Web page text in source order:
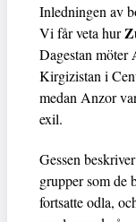
Inledningen av
Vi får veta hur
Dagestan möter
Kirgizistan i
medan Anzor
exil.
Gessen
grupper som de
fortsatte odla,